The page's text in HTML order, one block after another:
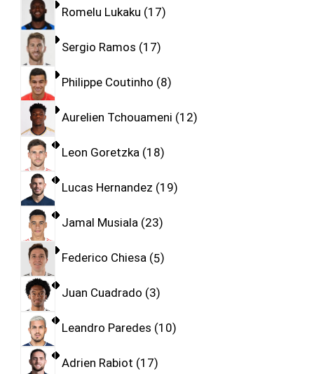
Romelu Lukaku 17
Sergio Ramos 17
Philippe Coutinho 8
Aurelien Tchouameni 12
Leon Goretzka 18
Lucas Hernandez 19
Jamal Musiala 23
Federico Chiesa 5
Juan Cuadrado 3
Leandro Paredes 10
Adrien Rabiot 17